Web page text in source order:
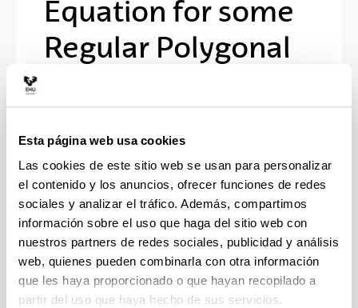
Esta página web usa cookies
Las cookies de este sitio web se usan para personalizar
el contenido y los anuncios, ofrecer funciones de redes
sociales y analizar el tráfico. Además, compartimos
información sobre el uso que haga del sitio web con
nuestros partners de redes sociales, publicidad y análisis
web, quienes pueden combinarla con otra información
que les haya proporcionado o que hayan recopilado a
partir del uso que haya hecho de sus servicios.
Equation for some
Regular Polygonal
Kumar, Sandeep
Año:
2020
Personas encargadas de la dirección:
Dr.(a) Luis Vega González, Dr.(a) Francisco
de la Hoz Méndez
Descripción:
<strong>Departamento:</strong> Matemática